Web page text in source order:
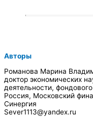
Авторы
Романова Марина
доктор экономических
деятельности,
Россия, Московский
Синергия
Sever1113@yandex.ru